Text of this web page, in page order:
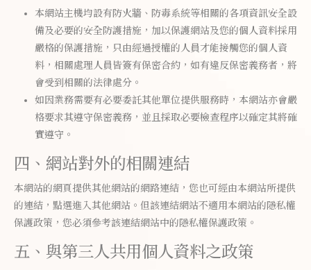
本網站主機均設有防火牆、防毒系統等相關的各項資訊安全設
備及必要的安全防護措施，加以保護網站及您的個人資料採用
嚴格的保護措施，只由經過授權的人員才能接觸您的個人資
料，相關處理人員皆簽有保密合約，如有違反保密義務者，將
會受到相關的法律處分。
如因業務需要有必要委託其他單位提供服務時，本網站亦會嚴
格要求其遵守保密義務，並且採取必要檢查程序以確定其將確
實遵守。
四、網站對外的相關連結
本網站的網頁提供其他網站的網路連結，您也可經由本網站所提供
的連結，點選進入其他網站。但該連結網站不適用本網站的隱私權
保護政策，您必須參考該連結網站中的隱私權保護政策。
五、與第三人共用個人資料之政策